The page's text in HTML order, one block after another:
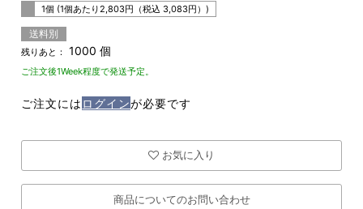
1個 (1個あたり 2,803円（税込 3,083円）)
送料別
残りあと： 1000 個
ご注文後1Week程度で発送予定。
ご注文には ログインが必要です
お気に入り
商品についてのお問い合わせ